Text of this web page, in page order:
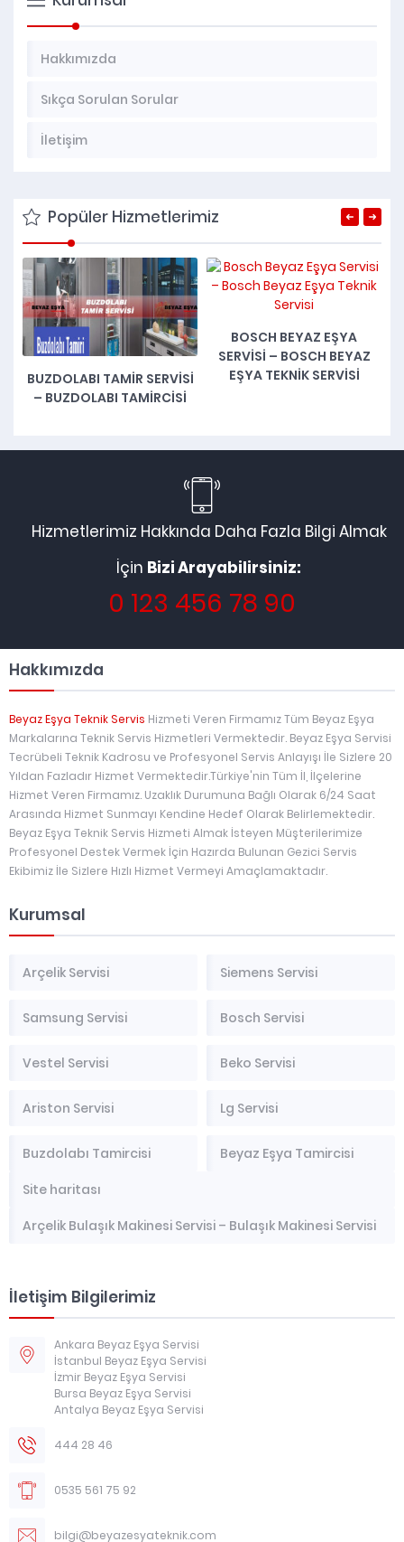
Hakkımızda
Sıkça Sorulan Sorular
İletişim
Popüler Hizmetlerimiz
BUZDOLABI TAMIR SERVISI
– BUZDOLABI TAMIRCISI
BOSCH BEYAZ EŞYA
SERVISI – BOSCH BEYAZ
EŞYA TEKNIK SERVISI
Hizmetlerimiz Hakkında Daha Fazla Bilgi Almak
İçin Bizi Arayabilirsiniz:
0 123 456 78 90
Hakkımızda
Beyaz Eşya Teknik Servis Hizmeti Veren Firmamız Tüm Beyaz Eşya
Markalarına Teknik Servis Hizmetleri Vermektedir. Beyaz Eşya Servisi
Tecrübeli Teknik Kadrosu ve Profesyonel Servis Anlayışı İle Sizlere 20
Yıldan Fazladır Hizmet Vermektedir.Türkiye'nin Tüm İl, İlçelerine
Hizmet Veren Firmamız. Uzaklık Durumuna Bağlı Olarak 6/24 Saat
Arasında Hizmet Sunmayı Kendine Hedef Olarak Belirlemektedir.
Beyaz Eşya Teknik Servis Hizmeti Almak İsteyen Müşterilerimize
Profesyonel Destek Vermek İçin Hazırda Bulunan Gezici Servis
Ekibimiz İle Sizlere Hızlı Hizmet Vermeyi Amaçlamaktadır.
Kurumsal
Arçelik Servisi Siemens Servisi
Samsung Servisi Bosch Servisi
Vestel Servisi Beko Servisi
Ariston Servisi Lg Servisi
Buzdolabı Tamircisi
Beyaz Eşya Tamircisi
Site haritası
Arçelik Bulaşık Makinesi Servisi – Bulaşık Makinesi Servisi
İletişim Bilgilerimiz
Ankara Beyaz Eşya Servisi
İstanbul Beyaz Eşya Servisi
İzmir Beyaz Eşya Servisi
Bursa Beyaz Eşya Servisi
Antalya Beyaz Eşya Servisi
444 28 46
0535 561 75 92
bilgi@beyazesyateknik.com